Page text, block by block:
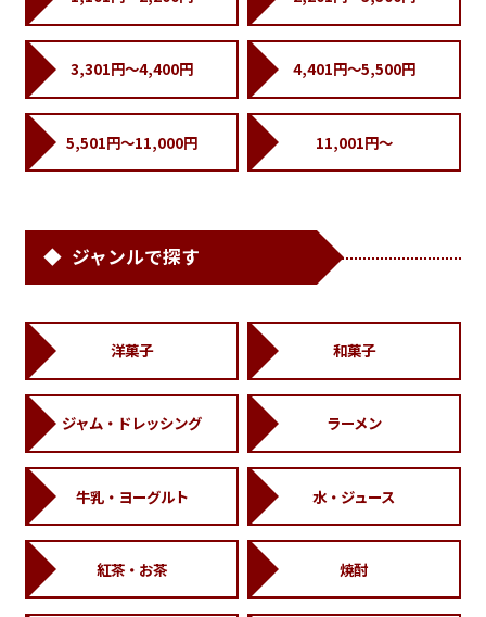
3,301円～4,400円 4,401円～5,500円
5,501円～11,000円 11,001円～
ジャンルで探す
洋菓子 和菓子
ジャム・ドレッシング ラーメン
牛乳・ヨーグルト 水・ジュース
紅茶・お茶 焼酎